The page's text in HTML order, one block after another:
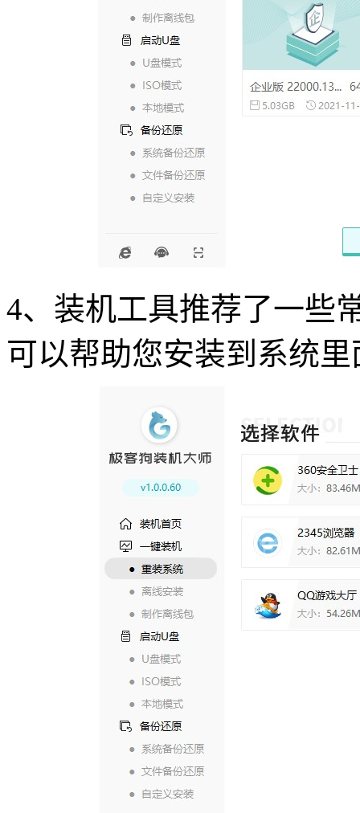
4、装机工具推荐了一些
可以帮助您安装到系统里